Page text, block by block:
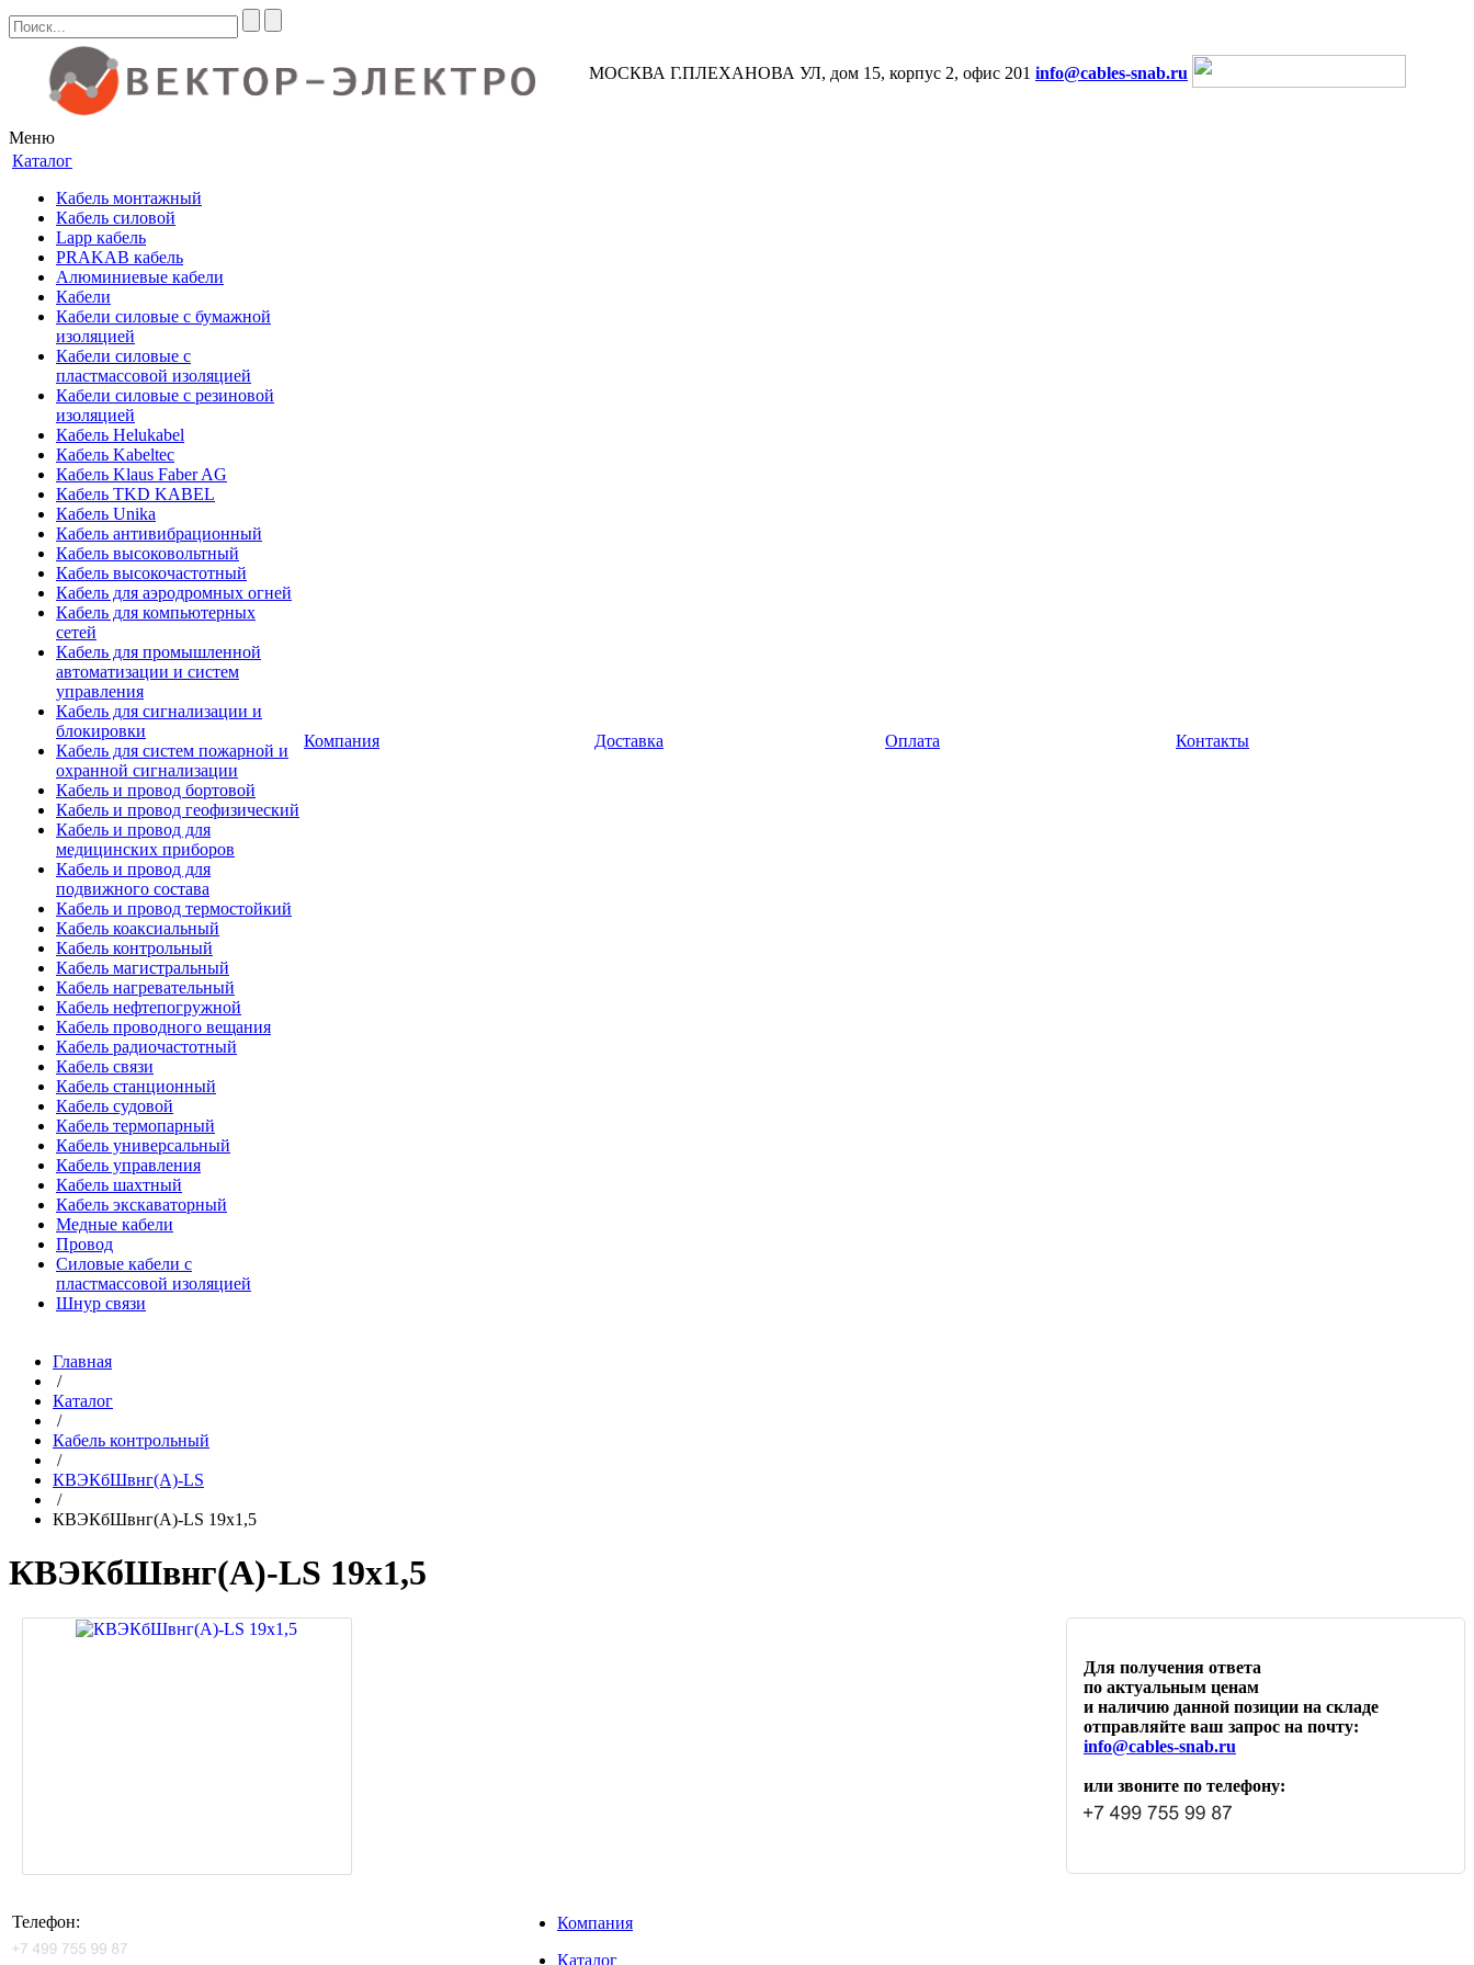
МОСКВА Г.ПЛЕХАНОВА УЛ, дом 15, корпус 2, офис 201 info@cables-snab.ru
Меню
Каталог
Кабель монтажный
Кабель силовой
Lapp кабель
PRAKAB кабель
Алюминиевые кабели
Кабели
Кабели силовые с бумажной
изоляцией
Кабели силовые с
пластмассовой изоляцией
Кабели силовые с резиновой
изоляцией
Кабель Helukabel
Кабель Kabeltec
Кабель Klaus Faber AG
Кабель TKD KABEL
Кабель Unika
Кабель антивибрационный
Кабель высоковольтный
Кабель высокочастотный
Кабель для аэродромных огней
Кабель для компьютерных
сетей
Кабель для промышленной
автоматизации и систем
управления
Кабель для сигнализации и
блокировки
Кабель для систем пожарной и
охранной сигнализации
Кабель и провод бортовой
Кабель и провод геофизический
Кабель и провод для
медицинских приборов
Кабель и провод для
подвижного состава
Кабель и провод термостойкий
Кабель коаксиальный
Кабель контрольный
Кабель магистральный
Кабель нагревательный
Кабель нефтепогружной
Кабель проводного вещания
Кабель радиочастотный
Кабель связи
Кабель станционный
Кабель судовой
Кабель термопарный
Кабель универсальный
Кабель управления
Кабель шахтный
Кабель экскаваторный
Медные кабели
Провод
Силовые кабели с
пластмассовой изоляцией
Шнур связи
Компания Доставка Оплата Контакты
Главная
/
Каталог
/
Кабель контрольный
/
КВЭКбШвнг(A)-LS
/
КВЭКбШвнг(A)-LS 19х1,5
КВЭКбШвнг(A)-LS 19х1,5
Для получения ответа
по актуальным ценам
и наличию данной позиции на складе
отправляйте ваш запрос на почту:
info@cables-snab.ru
или звоните по телефону:
Телефон:
Компания
Каталог